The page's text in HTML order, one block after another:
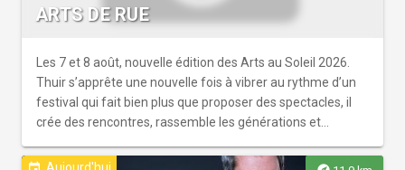
ARTS DE RUE
Les 7 et 8 août, nouvelle édition des Arts au Soleil 2026.
Thuir s’apprête une nouvelle fois à vibrer au rythme d’un
festival qui fait bien plus que proposer des spectacles, il
crée des rencontres, rassemble les générations et